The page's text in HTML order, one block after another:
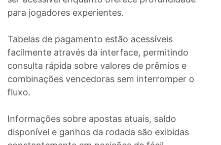
para jogadores experientes.
Tabelas de pagamento estão acessíveis
facilmente através da interface, permitindo
consulta rápida sobre valores de prêmios e
combinações vencedoras sem interromper o
fluxo.
Informações sobre apostas atuais, saldo
disponível e ganhos da rodada são exibidas